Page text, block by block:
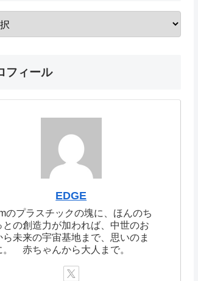
フィール
EDGE
のプラスチックの塊に、ほんのち
との創造力が加われば、中世のお
ら未来の宇宙基地まで、思いのま
。 赤ちゃんから大人まで。